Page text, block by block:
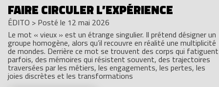
FAIRE CIRCULER L’EXPÉRIENCE
ÉDITO > Posté le 12 mai 2026
Le mot « vieux » est un étrange singulier. Il prétend désigner un
groupe homogène, alors qu’il recouvre en réalité une multiplicité
de mondes. Derrière ce mot se trouvent des corps qui fatiguent
parfois, des mémoires qui résistent souvent, des trajectoires
traversées par les métiers, les engagements, les pertes, les
joies discrètes et les transformations